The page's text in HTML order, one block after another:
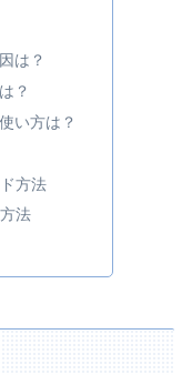
は？
？
い方は？
方法
法